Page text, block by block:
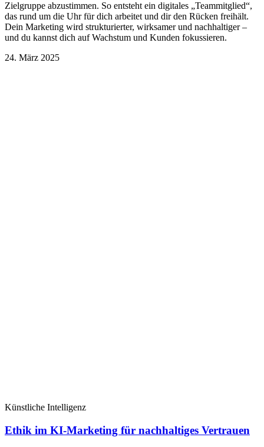
Zielgruppe abzustimmen. So entsteht ein digitales „Teammitglied“,
das rund um die Uhr für dich arbeitet und dir den Rücken freihält.
Dein Marketing wird strukturierter, wirksamer und nachhaltiger –
und du kannst dich auf Wachstum und Kunden fokussieren.
24. März 2025
Künstliche Intelligenz
Ethik im KI-Marketing für nachhaltiges Vertrauen